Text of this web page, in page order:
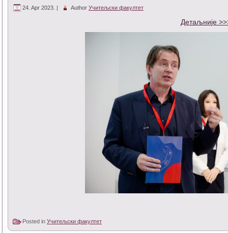
24. Apr 2023. | Author Учитељски факултет
Детаљније
Posted in Учитељски факултет